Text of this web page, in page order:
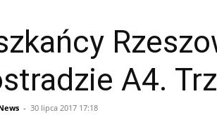
A4.
- 30 lipca 2017 17:18